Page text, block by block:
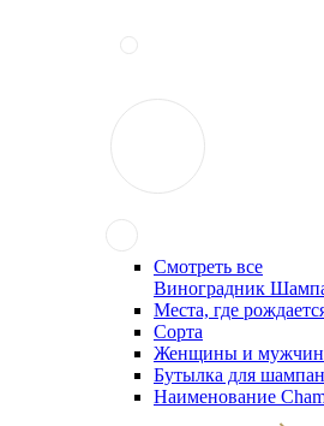
Смотреть все
Виноградник
Места, где
Сорта
Женщины и
Бутылка для
Наименование